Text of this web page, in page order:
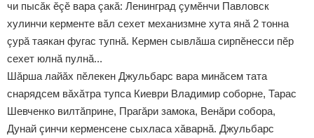
чи пысăк ӗçӗ вара çакă: Ленинград çумӗнчи Павловск
хулинчи керменте вăл сехет механизмне хута янă 2 тонна
çурă таякан фугас тупнă. Кермен сывлăша сирпӗнесси пӗр
сехет юлнă пулнă...
Шăрша лайăх пӗлекен Джульбарс вара минăсем тата
снарядсем вăхăтра тупса Киеври Владимир соборне, Тарас
Шевченко вилтăприне, Прагăри замока, Венăри собора,
Дунай çинчи керменсене сыхласа хăварнă. Джульбарс